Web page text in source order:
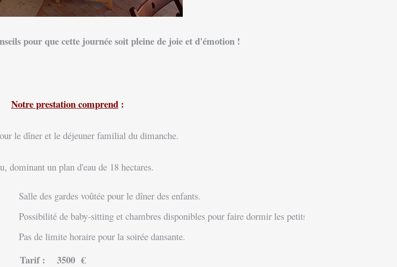
pour que cette journée soit pleine de joie et d'émotion !
Notre prestation comprend :
le dîner et le déjeuner familial du dimanche.
un plan d'eau de 18 hectares.
Salle des gardes voûtée pour le dîner des enfants.
Possibilité de baby-sitting et chambres disponibles pour faire dormir les petits.
Pas de limite horaire pour la soirée dansante.
Tarif : 3500 €